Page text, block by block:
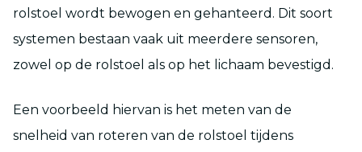
rolstoel wordt bewogen en gehanteerd. Dit soort
systemen bestaan vaak uit meerdere sensoren,
zowel op de rolstoel als op het lichaam bevestigd.
Een voorbeeld hiervan is het meten van de
snelheid van roteren van de rolstoel tijdens